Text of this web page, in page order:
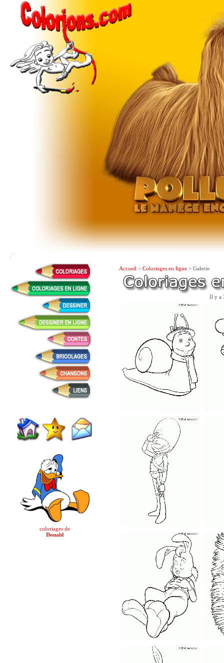
coloriages de
Donald
Accueil > Coloriages en ligne> Galerie
Il y a